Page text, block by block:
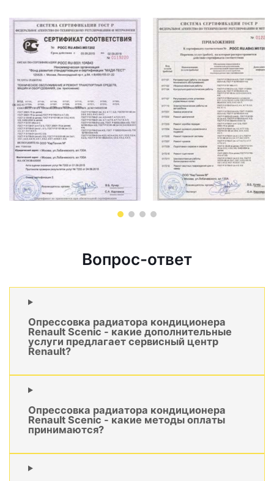
Вопрос-ответ
Опрессовка радиатора кондиционера
Renault Scenic - какие дополнительные
услуги предлагает сервисный центр
Renault?
Опрессовка радиатора кондиционера
Renault Scenic - какие методы оплаты
принимаются?